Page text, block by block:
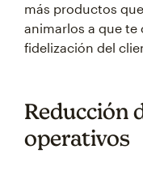
más productos
animarlos a que
fidelización del
Reducción
operativos